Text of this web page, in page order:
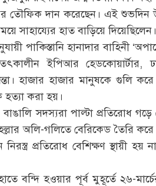
তৌফিক দান করেছেন। এই
সাহায্যের হাত বাড়িয়ে দিয়েছিলেন।
হানাদার বাহিনী
ইপিআর হেডকোয়ার্টার,
হাজার হাজার মানুষকে গুলি
হত্যা করা হয়।
সদস্যরা পাল্টা প্রতিরোধ
অলি-গলিতে বেরিকেড তৈরি করে
প্রতিরোধ বেশিক্ষণ স্থায়ী হয়
বন্দি হওয়ার পূর্ব মুহূর্তে ২৬-